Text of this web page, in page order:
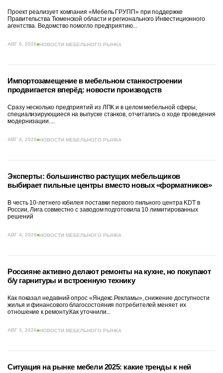
Проект реализует компания «Мебель ГРУПП» при поддержке
Правительства Тюменской области и регионального Инвестиционного
агентства. Ведомство помогло предприятию...
АВГ 6, 2026 НОВОСТИ МЕБЕЛЬНОГО РЫНКА
Импортозамещение в мебельном станкостроении
продвигается вперёд: новости производств
Сразу несколько предприятий из ЛПК и в целом мебельной сферы,
специализирующиеся на выпуске станков, отчитались о ходе проведения
модернизации....
АВГ 4, 2026 НОВОСТИ МЕБЕЛЬНОГО РЫНКА
Эксперты: большинство растущих мебельщиков
выбирает пильные центры вместо новых «форматников»
В честь 10-летнего юбилея поставки первого пильного центра KDT в
России, Лига совместно с заводом подготовила 10 лимитированных
решений
АВГ 4, 2026 НОВОСТИ МЕБЕЛЬНОГО РЫНКА
Россияне активно делают ремонты на кухне, но покупают
б/у гарнитуры и встроенную технику
Как показал недавний опрос «Яндекс.Рекламы», снижение доступности
жилья и финансового благосостояния потребителей меняет их
отношение к ремонту.Как уточнили...
АВГ 3, 2026 НОВОСТИ МЕБЕЛЬНОГО РЫНКА
Ситуация на рынке мебели 2025: какие тренды к ней